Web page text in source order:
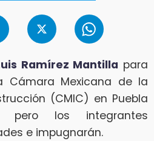
Ramírez Mantilla para
Cámara Mexicana de la
(CMIC) en Puebla
pero los integrantes
e impugnarán.